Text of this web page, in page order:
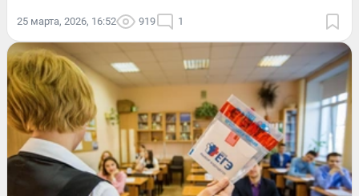
25 марта, 2026, 16:52 919 1